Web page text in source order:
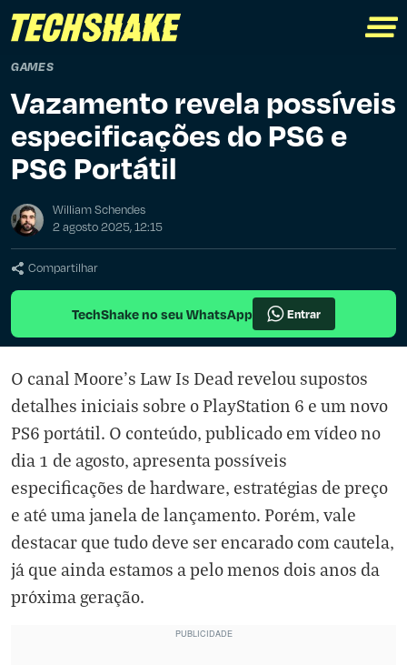
GAMES
Vazamento revela possíveis
especificações do PS6 e
PS6 Portátil
William Schendes
2 agosto 2025, 12:15
Compartilhar
TechShake no seu WhatsApp Entrar
O canal Moore’s Law Is Dead revelou supostos
detalhes iniciais sobre o PlayStation 6 e um novo
PS6 portátil. O conteúdo, publicado em vídeo no
dia 1 de agosto, apresenta possíveis
especificações de hardware, estratégias de preço
e até uma janela de lançamento. Porém, vale
destacar que tudo deve ser encarado com cautela,
já que ainda estamos a pelo menos dois anos da
próxima geração.